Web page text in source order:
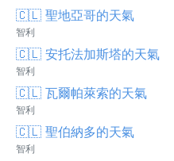
🇨🇱 聖地亞哥的天氣
智利
🇨🇱 安托法加斯塔的天氣
智利
🇨🇱 瓦爾帕萊索的天氣
智利
🇨🇱 聖伯納多的天氣
智利